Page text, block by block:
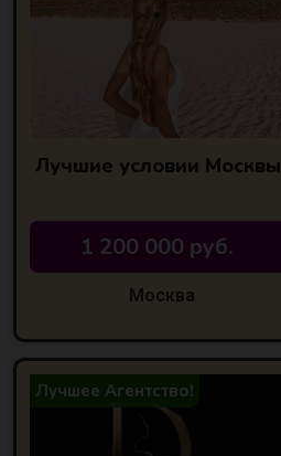
Лучшие условии Москвы
1 200 000 руб.
Москва
Лучшее Агентство!